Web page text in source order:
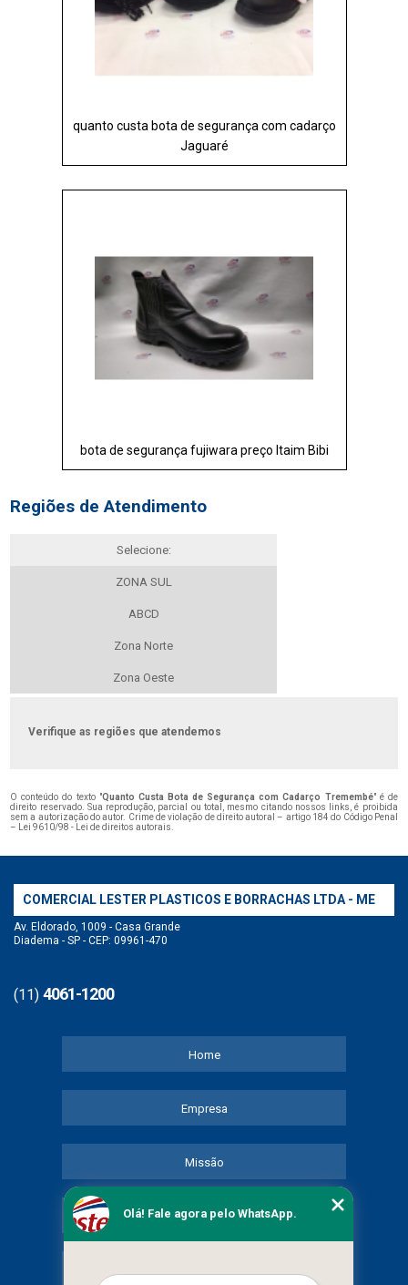
quanto custa bota de segurança com cadarço
Jaguaré
bota de segurança fujiwara preço Itaim Bibi
Regiões de Atendimento
Selecione:
ZONA SUL
ABCD
Zona Norte
Zona Oeste
Verifique as regiões que atendemos
O conteúdo do texto "Quanto Custa Bota de Segurança com Cadarço Tremembé" é de
direito reservado. Sua reprodução, parcial ou total, mesmo citando nossos links, é proibida
sem a autorização do autor. Crime de violação de direito autoral – artigo 184 do Código Penal
–
Lei 9610/98 - Lei de direitos autorais
COMERCIAL LESTER PLASTICOS E BORRACHAS LTDA - ME
Av. Eldorado, 1009 - Casa Grande
Diadema - SP - CEP: 09961-470
(11) 4061-1200
Home
Empresa
Missão
Serviços
Olá! Fale agora pelo WhatsApp.